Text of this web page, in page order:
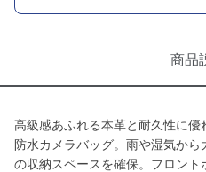
商品
高級感あふれる本革と耐久性に
防水カメラバッグ。雨や湿気か
の収納スペースを確保。フロン